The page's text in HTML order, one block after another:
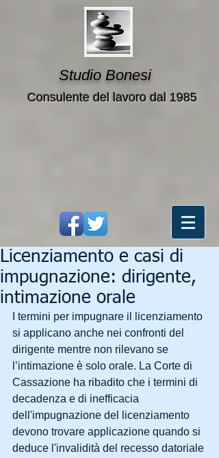
Studio Bonesi
Consulente del lavoro dal 1985
Licenziamento e casi di
impugnazione: dirigente,
intimazione orale
I termini per impugnare il licenziamento
si applicano anche nei confronti del
dirigente mentre non rilevano se
l’intimazione è solo orale. La Corte di
Cassazione ha ribadito che i termini di
decadenza e di inefficacia
dell'impugnazione del licenziamento
devono trovare applicazione quando si
deduce l'invalidità del recesso datoriale